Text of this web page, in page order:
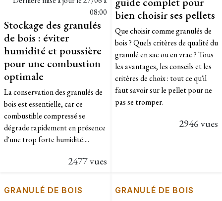
08:00
Stockage des granulés
de bois : éviter
humidité et poussière
pour une combustion
optimale
La conservation des granulés de
bois est essentielle, car ce
combustible compressé se
dégrade rapidement en présence
d'une trop forte humidité....
2477 vues
bien choisir ses pellets
Que choisir comme granulés de
bois ? Quels critères de qualité du
granulé en sac ou en vrac ? Tous
les avantages, les conseils et les
critères de choix : tout ce qu'il
faut savoir sur le pellet pour ne
pas se tromper.
2946 vues
GRANULÉ DE BOIS GRANULÉ DE BOIS